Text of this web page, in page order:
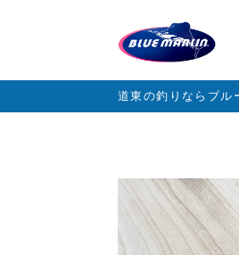
道東の釣りならブル